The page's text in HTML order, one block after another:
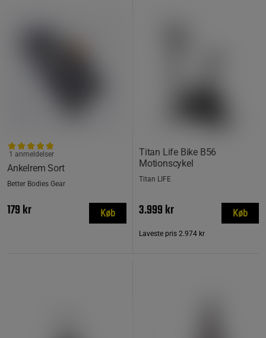
Ankelrem Sort
1 anmeldelser
Better Bodies Gear
179 kr Køb
Titan Life Bike B56
Motionscykel
Titan LIFE
3.999 kr
Laveste pris 2.974 kr
Køb